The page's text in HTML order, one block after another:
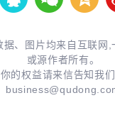
据、图片均来自互联网
或源作者所有。
的权益请来信告知我们